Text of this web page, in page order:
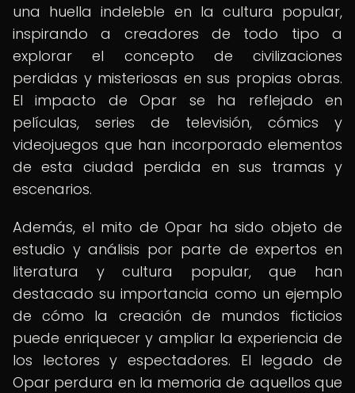
una huella indeleble en la cultura popular,
inspirando a creadores de todo tipo a
explorar el concepto de civilizaciones
perdidas y misteriosas en sus propias obras.
El impacto de Opar se ha reflejado en
películas, series de televisión, cómics y
videojuegos que han incorporado elementos
de esta ciudad perdida en sus tramas y
escenarios.
Además, el mito de Opar ha sido objeto de
estudio y análisis por parte de expertos en
literatura y cultura popular, que han
destacado su importancia como un ejemplo
de cómo la creación de mundos ficticios
puede enriquecer y ampliar la experiencia de
los lectores y espectadores. El legado de
Opar perdura en la memoria de aquellos que